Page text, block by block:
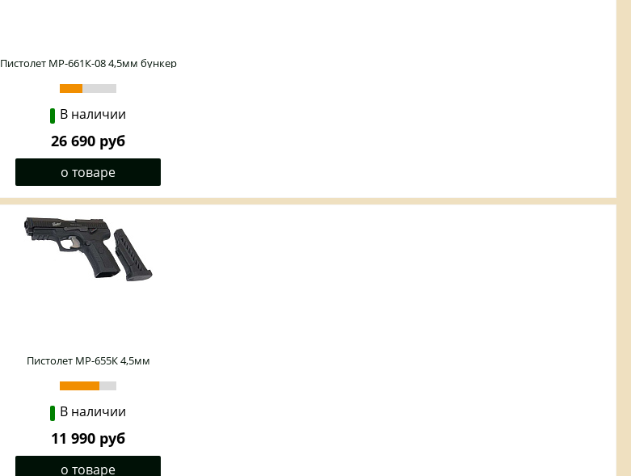
Пистолет МР-661К-08 4,5мм бункер
В наличии
26 690 руб
о товаре
Пистолет МР-655К 4,5мм
В наличии
11 990 руб
о товаре